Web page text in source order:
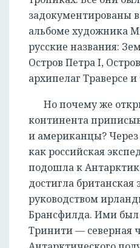
задокументированы
альбоме художника
русские названия:
Остров Петра I,
архипелаг Траверсе и
Но почему же
континента
и американцы? Через
как российская
подошла к
достигла
руководством
Брансфилда. Ими был
Тринити — северная